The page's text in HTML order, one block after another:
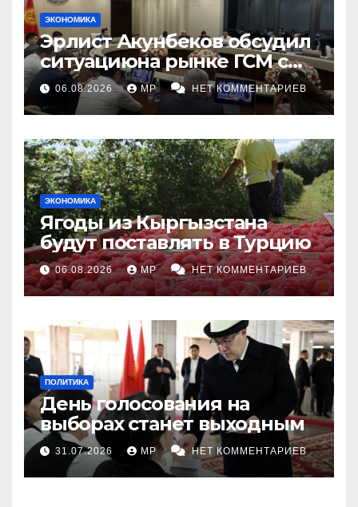
ЭКОНОМИКА
Эрлист Акунбеков обсудил
ситуациюна рынке ГСМ с
топливными компаниями
06.08.2026 MP НЕТ КОММЕНТАРИЕВ
ЭКОНОМИКА
Ягоды из Кыргызстана
будут поставлять в Турцию
06.08.2026 MP НЕТ КОММЕНТАРИЕВ
ПОЛИТИКА
День голосования на
выборах станет выходным
31.07.2026 MP НЕТ КОММЕНТАРИЕВ